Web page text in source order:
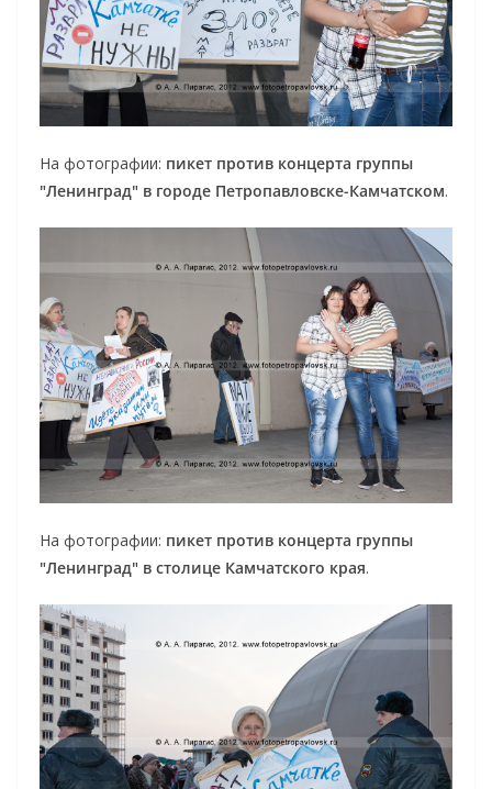
На фотографии: пикет против концерта группы
"Ленинград" в городе Петропавловске-Камчатском.
На фотографии: пикет против концерта группы
"Ленинград" в столице Камчатского края.